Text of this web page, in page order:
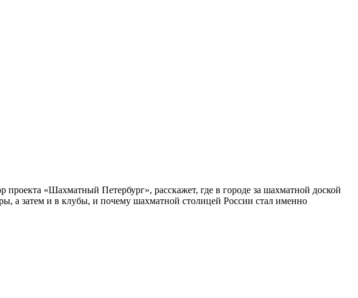
проекта «Шахматный Петербург», расскажет, где в городе за шахматной доской
а затем и в клубы, и почему шахматной столицей России стал именно